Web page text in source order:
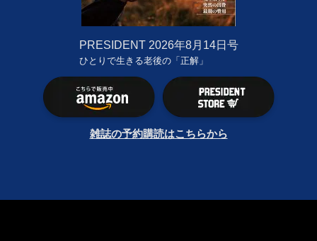
PRESIDENT 2026年8月14日号
ひとりで生きる老後の「正解」
雑誌の予約購読はこちらから